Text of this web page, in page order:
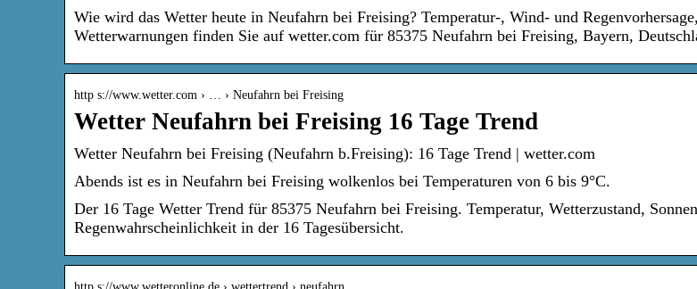
Wie wird das Wetter heute in Neufahrn bei Freising? Temperatur-, Wind- und
Wetterwarnungen finden Sie auf wetter.com für 85375 Neufahrn bei Freising, Bayern,
http s://www.wetter.com › … › Neufahrn bei Freising
Wetter Neufahrn bei Freising 16 Tage Trend
Wetter Neufahrn bei Freising (Neufahrn b.Freising): 16 Tage Trend | wetter.com
Abends ist es in Neufahrn bei Freising wolkenlos bei Temperaturen von 6 bis 9°C.
Der 16 Tage Wetter Trend für 85375 Neufahrn bei Freising. Temperatur, Wetterzustand,
Regenwahrscheinlichkeit in der 16 Tagesübersicht.